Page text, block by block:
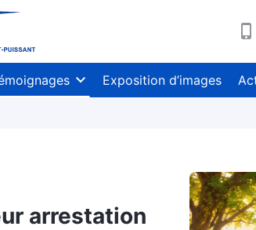
Exposition d’images
arrestation